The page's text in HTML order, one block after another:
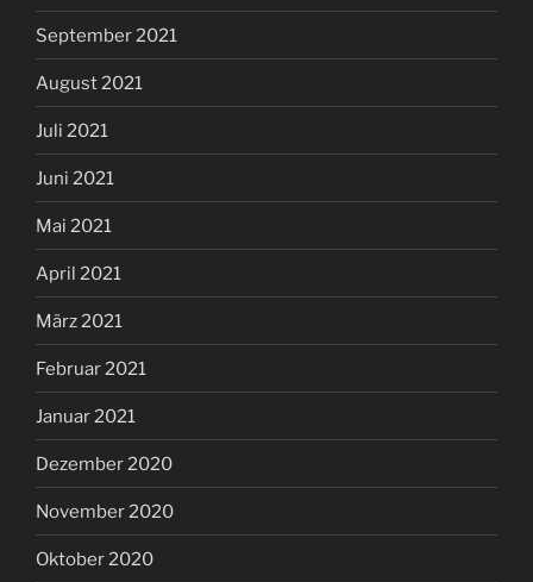
September 2021
August 2021
Juli 2021
Juni 2021
Mai 2021
April 2021
März 2021
Februar 2021
Januar 2021
Dezember 2020
November 2020
Oktober 2020